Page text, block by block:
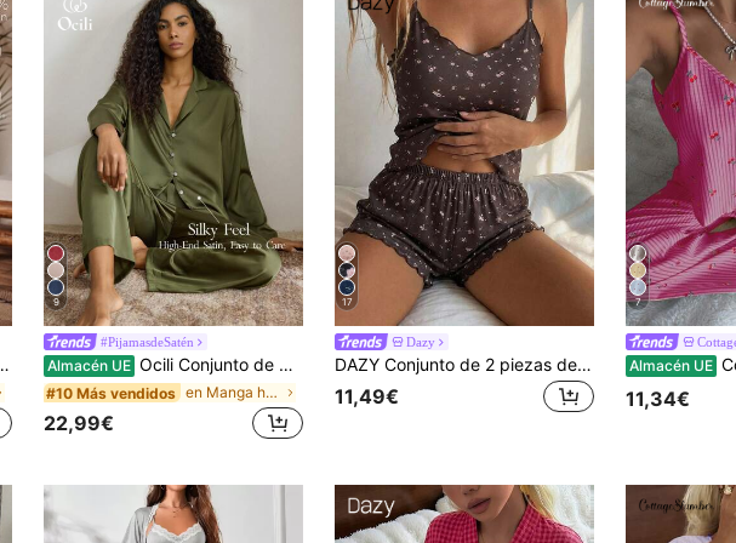
9
#PijamasdeSatén
Almacén UE Ocili Conjunto de pijama de mujer de manga larga holgado y cómodo de satén sedoso, compuesto por top y pantalones, ideal para la temporada de vacaciones, otoño e invierno, con detalles acogedores y elegantes
#10 Más vendidos en Manga hasta la muñeca Ropa de dormir para mujer
22,99€
17
Dazy
DAZY Conjunto de 2 piezas de top camisola sin mangas con estampado floral dulce y pantalones cortos de pijama con diseño de bajo ondulado, ropa de dormir para mujer
11,49€
7
Almacén UE
11,34€